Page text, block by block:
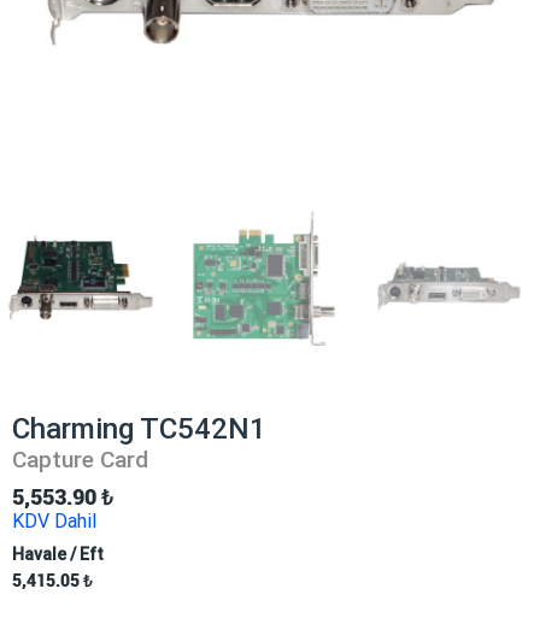
Charming TC542N1
Capture Card
5,553.90₺
KDV Dahil
Havale / Eft
5,415.05₺